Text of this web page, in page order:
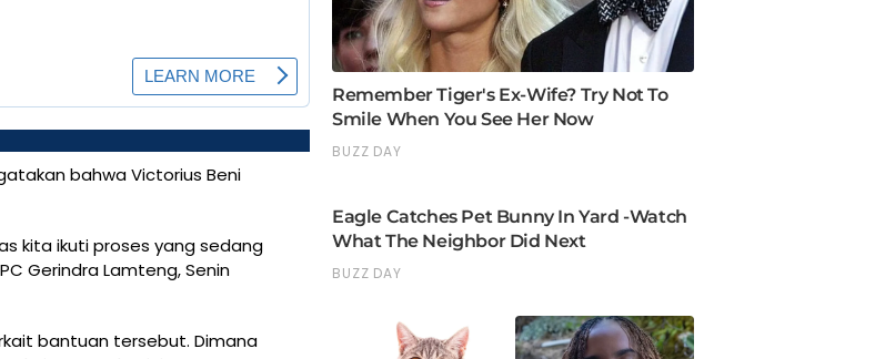
bahwa Victorius Beni
kita ikuti proses yang sedang
Gerindra Lamteng, Senin
bantuan tersebut. Dimana